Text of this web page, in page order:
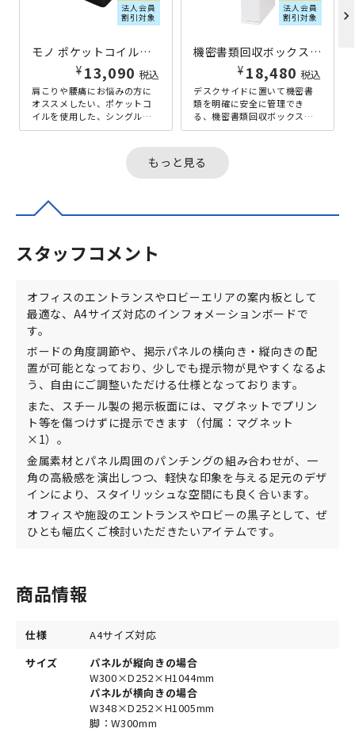
法人会員
割引対象
モノ ポケットコイルマットレス シングルサイズ W970×D1950×H170 ブラック
¥ 13,090 税込
肩こりや腰痛にお悩みの方に
オススメしたい、ポケットコ
イルを使用した、シングルサ
イズのマットレスです。身体
法人会員
割引対象
機密書類回収ボックス デスクサイドタイプ W80×D270×H360 ホワイト
¥ 18,480 税込
デスクサイドに置いて機密書
類を明確に安全に管理でき
る、機密書類回収ボックスの
デスクサイドタイプ。スチー
は、デスクサイ...
chevron_right
もっと見る
スタッフコメント
オフィスのエントランスやロビーエリアの案内板として
最適な、A4サイズ対応のインフォメーションボードで
す。
ボードの角度調節や、掲示パネルの横向き・縦向きの配
置が可能となっており、少しでも提示物が見やすくなるよ
う、自由にご調整いただける仕様となっております。
また、スチール製の掲示板面には、マグネットでプリン
ト等を傷つけずに提示できます（付属：マグネット
×1）。
金属素材とパネル周囲のパンチングの組み合わせが、一
角の高級感を演出しつつ、軽快な印象を与える足元のデザ
インにより、スタイリッシュな空間にも良く合います。
オフィスや施設のエントランスやロビーの黒子として、ぜ
ひとも幅広くご検討いただきたいアイテムです。
商品情報
仕様
A4サイズ対応
サイズ
パネルが縦向きの場合
W300×D252×H1044mm
パネルが横向きの場合
W348×D252×H1005mm
脚：W300mm